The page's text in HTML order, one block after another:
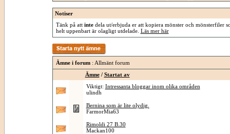
Notiser
Tänk på att intedela ut/erbjuda er att kopiera mönster och mönsterfiler
helt uppenbart är olagligt utdelade. Läs mer här
Ämne i forum: Allmänt forum
Ämne/ Startat av
Viktigt: Intressanta bloggar inom olika områden
ulindh
Bernina som är lite olydig.
FarmorMia63
Rimoldi 27 B.30
Mackan100